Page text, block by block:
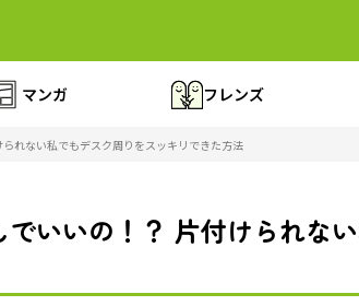
マンガ フレンズ
れない私でもデスク周りをスッキリできた方法
いいの！？ 片付けられな